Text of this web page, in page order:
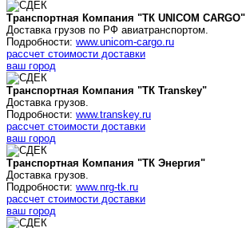
Транспортная Компания "ТК UNICOM CARGO"
Доставка грузов по РФ авиатранспортом.
Подробности: www.unicom-cargo.ru
рассчет стоимости доставки
ваш город
Транспортная Компания "ТК Transkey"
Доставка грузов.
Подробности: www.transkey.ru
рассчет стоимости доставки
ваш город
Транспортная Компания "ТК Энергия"
Доставка грузов.
Подробности: www.nrg-tk.ru
рассчет стоимости доставки
ваш город